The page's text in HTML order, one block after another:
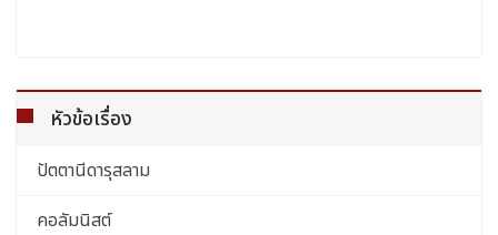
หัวข้อเรื่อง
ปัตตานีดารุสลาม
คอลัมนิสต์